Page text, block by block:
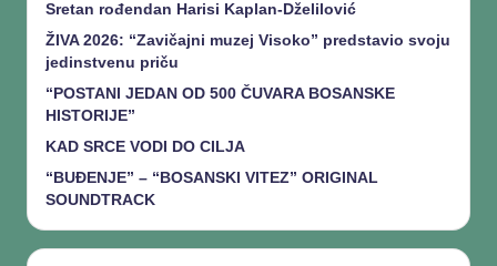
Sretan rođendan Harisi Kaplan-Dželilović
ŽIVA 2026: “Zavičajni muzej Visoko” predstavio svoju
jedinstvenu priču
“POSTANI JEDAN OD 500 ČUVARA BOSANSKE
HISTORIJE”
KAD SRCE VODI DO CILJA
“BUĐENJE” – “BOSANSKI VITEZ” ORIGINAL
SOUNDTRACK